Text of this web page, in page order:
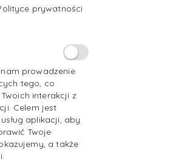
prywatności
prowadzenie
tego, co
interakcji z
Celem jest
aplikacji, aby
Twoje
a także